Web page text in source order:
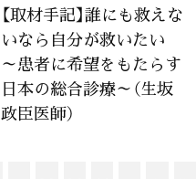
【取材手記】誰にも救えな
いなら自分が救いたい
～患者に希望をもたらす
日本の総合診療～（生坂
政臣医師）